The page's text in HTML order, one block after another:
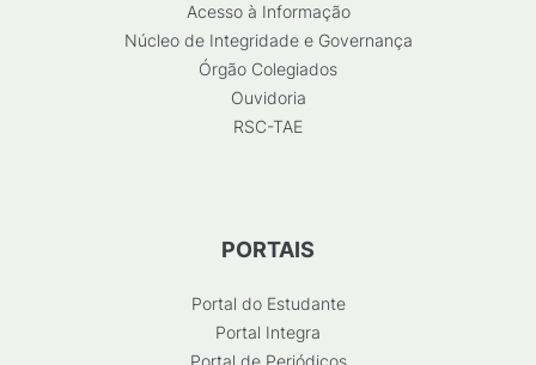
Acesso à Informação
Núcleo de Integridade e Governança
Órgão Colegiados
Ouvidoria
RSC-TAE
PORTAIS
Portal do Estudante
Portal Integra
Portal de Periódicos